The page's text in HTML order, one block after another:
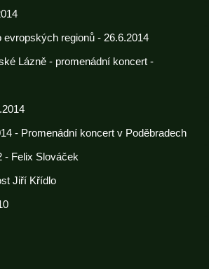
evropských regionů - 26.6.2014
Lázně - promenádní koncert -
- Promenádní koncert v Poděbradech
- Felix Slováček
Jiří Křídlo